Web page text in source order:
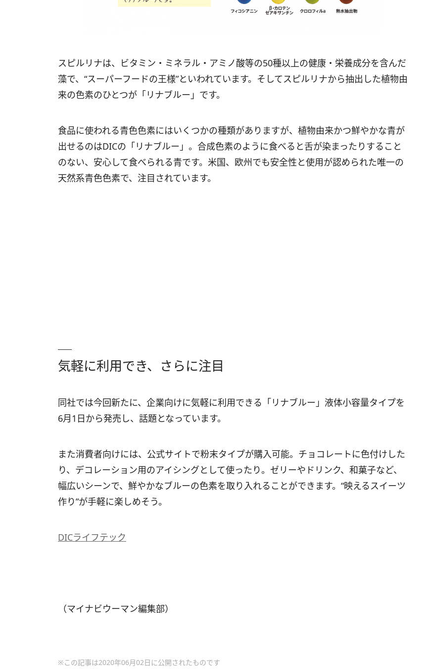
スピルリナは、ビタミン・ミネラル・アミノ酸等の50種以上の健康・栄養成分を含んだ
藻で、“スーパーフードの王様”といわれています。そしてスピルリナから抽出した植物由
来の色素のひとつが「リナブルー」です。
食品に使われる青色色素にはいくつかの種類がありますが、植物由来かつ鮮やかな青が
出せるのはDICの「リナブルー」。合成色素のように食べると舌が染まったりすること
のない、安心して食べられる青です。米国、欧州でも安全性と使用が認められた唯一の
天然系青色色素で、注目されています。
気軽に利用でき、さらに注目
同社では今回新たに、企業向けに気軽に利用できる「リナブルー」液体小容量タイプを
6月1日から発売し、話題となっています。
また消費者向けには、公式サイトで粉末タイプが購入可能。チョコレートに色付けした
り、デコレーション用のアイシングとして使ったり。ゼリーやドリンク、和菓子など、
幅広いシーンで、鮮やかなブルーの色素を取り入れることができます。“映えるスイーツ
作り”が手軽に楽しめそう。
DICライフテック
（マイナビウーマン編集部）
※この記事は2020年06月02日に公開されたものです